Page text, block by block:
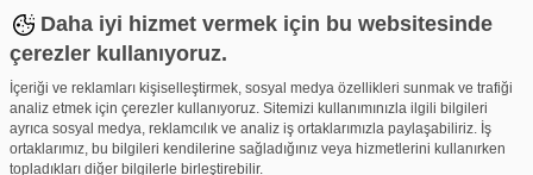
Daha iyi hizmet vermek için bu websitesinde
çerezler kullanıyoruz.
İçeriği ve reklamları kişiselleştirmek, sosyal medya özellikleri sunmak ve trafiği
analiz etmek için çerezler kullanıyoruz. Sitemizi kullanımınızla ilgili bilgileri
ayrıca sosyal medya, reklamcılık ve analiz iş ortaklarımızla paylaşabiliriz. İş
ortaklarımız, bu bilgileri kendilerine sağladığınız veya hizmetlerini kullanırken
topladıkları diğer bilgilerle birleştirebilir.